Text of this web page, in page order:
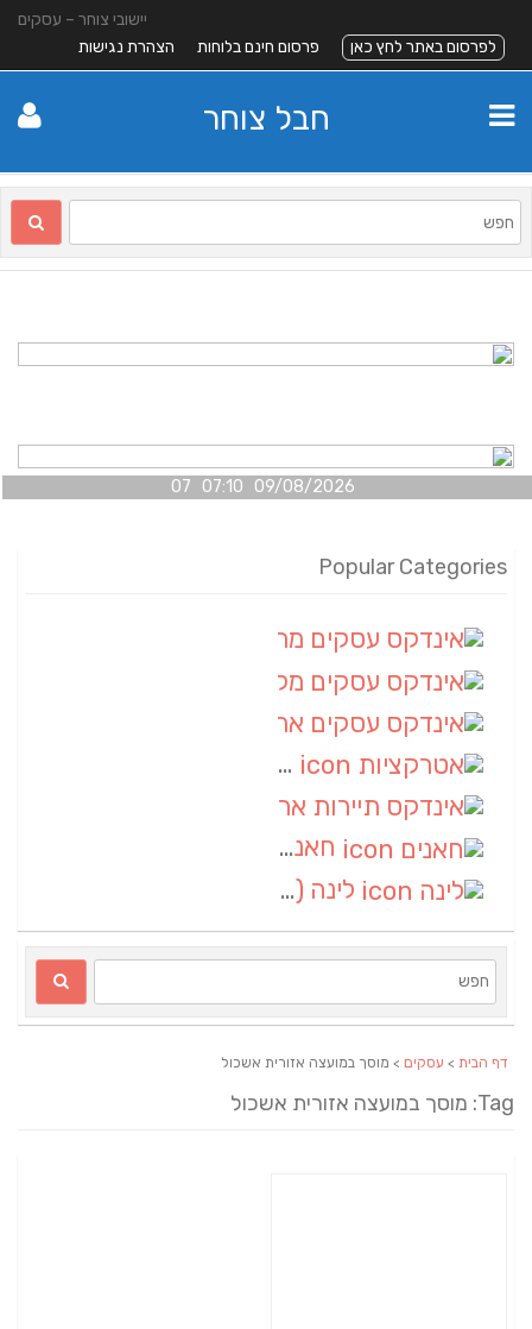
יישובי צוחר – עסקים
לפרסום באתר לחץ כאן
פרסום חינם בלוחות הצהרת נגישות
חבל צוחר
09/08/2026 07:10 07
Popular Categories
אטרקציות
חאנים
לינה (1)
דף הבית > עסקים > מוסך במועצה אזורית אשכול
Tag: מוסך במועצה אזורית אשכול